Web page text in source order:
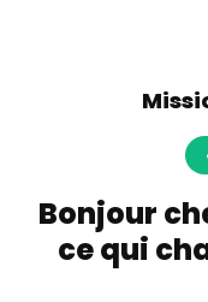
Bonjour
ce qui